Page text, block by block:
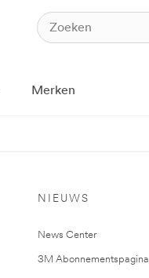
Merken
NIEUWS
News Center
3M Abonnementspagina